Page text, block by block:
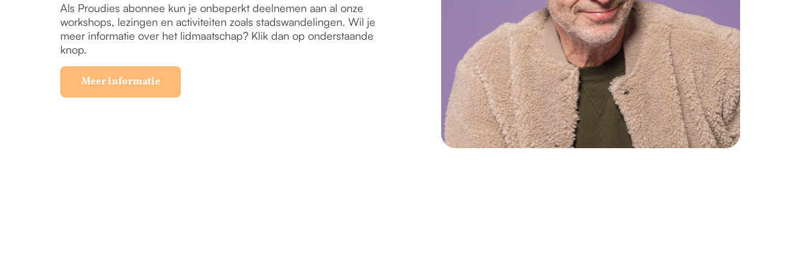
Als Proudies abonnee kun je onbeperkt deelnemen aan al onze
workshops, lezingen en activiteiten zoals stadswandelingen. Wil je
meer informatie over het lidmaatschap? Klik dan op onderstaande
knop.
Meer informatie